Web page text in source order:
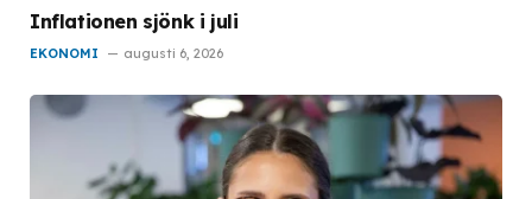
Inflationen sjönk i juli
EKONOMI augusti 6, 2026